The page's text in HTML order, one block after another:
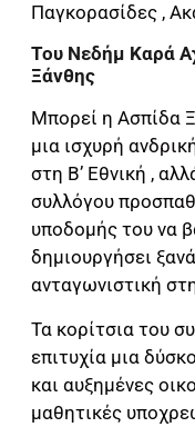
Παγκορασίδες ,
Του Νεδήμ Καρά
Ξάνθης
Μπορεί η Ασπίδα
μια ισχυρή
στη Β’ Εθνική ,
συλλόγου
υποδομής του να
δημιουργήσει
ανταγωνιστική
Τα κορίτσια του
επιτυχία μια
και αυξημένες
μαθητικές